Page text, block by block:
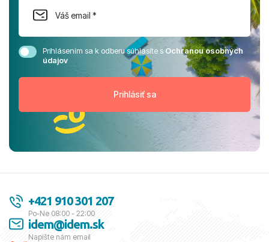
Prihlásením sa k odberu súhlasíte sOchranou osobných
údajov
+421 910 301 207
Po-Ne 08:00 - 22:00
idem@idem.sk
Napíšte nám email